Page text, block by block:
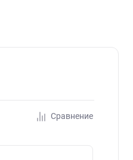
Сравнение